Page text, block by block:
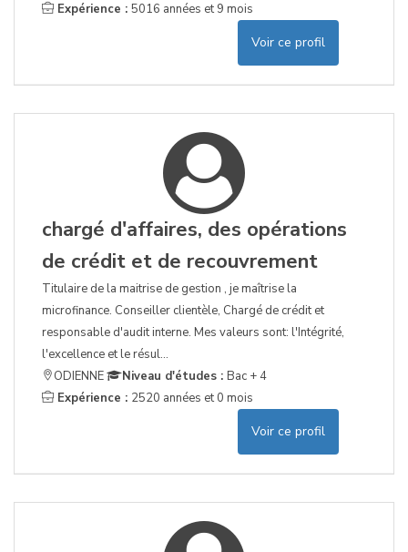
Expérience : 5016 années et 9 mois
Voir ce profil
chargé d'affaires, des opérations
de crédit et de recouvrement
Titulaire de la maitrise de gestion , je maîtrise la
microfinance. Conseiller clientèle, Chargé de crédit et
responsable d'audit interne. Mes valeurs sont: l'Intégrité,
l'excellence et le résul...
ODIENNE
Niveau d'études : Bac + 4
Expérience : 2520 années et 0 mois
Voir ce profil